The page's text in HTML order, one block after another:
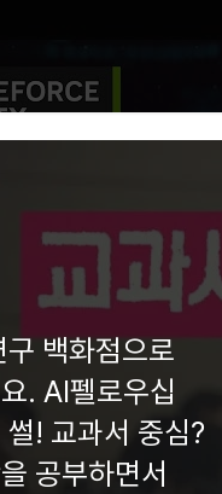
구 백화점으로
. AI펠로우십
썰! 교과서 중심?
공부하면서